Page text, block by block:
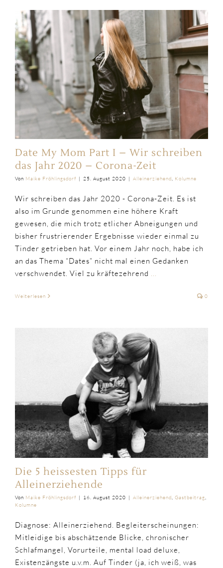
Date My Mom Part I – Wir schreiben
das Jahr 2020 – Corona-Zeit
Von Maike Fröhlingsdorf | 25. August 2020 | Alleinerziehend, Kolumne
Wir schreiben das Jahr 2020 - Corona-Zeit. Es ist
also im Grunde genommen eine höhere Kraft
gewesen, die mich trotz etlicher Abneigungen und
bisher frustrierender Ergebnisse wieder einmal zu
Tinder getrieben hat. Vor einem Jahr noch, habe ich
an das Thema “Dates” nicht mal einen Gedanken
verschwendet. Viel zu kräftezehrend ...
Weiterlesen 0
Die 5 heissesten Tipps für
Alleinerziehende
Von Maike Fröhlingsdorf | 16. August 2020 | Alleinerziehend, Gastbeitrag,
Kolumne
Diagnose: Alleinerziehend. Begleiterscheinungen:
Mitleidige bis abschätzende Blicke, chronischer
Schlafmangel, Vorurteile, mental load deluxe,
Existenzängste u.v.m. Auf Tinder (ja, ich weiß, was